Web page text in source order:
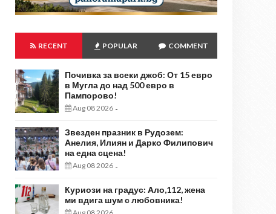
RECENT POPULAR COMMENT
Почивка за всеки джоб: От 15 евро
в Мугла до над 500 евро в
Пампорово!
Aug 08 2026 -
Звезден празник в Рудозем:
Анелия, Илиян и Дарко Филипович
на една сцена!
Aug 08 2026 -
Куриози на градус: Ало,112, жена
ми вдига шум с любовника!